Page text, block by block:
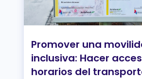
Promover una
inclusiva: Hacer
horarios del